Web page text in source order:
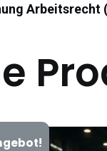
Arbeitsrecht